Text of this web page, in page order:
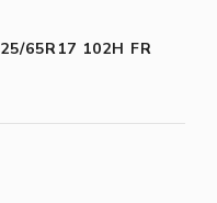
65R17 102H FR